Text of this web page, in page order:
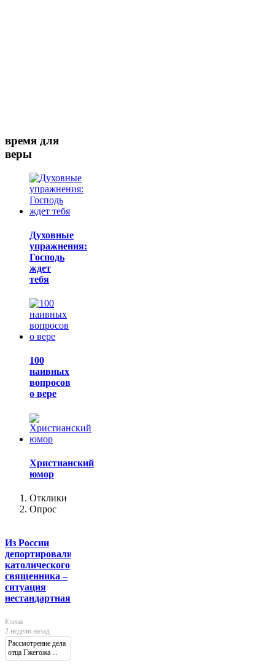
время для
веры
Духовные
упражнения:
Господь
ждет
тебя
100
наивных
вопросов
о вере
Христианский
юмор
Отклики
Опрос
Из России
депортировали
католического
священника –
ситуация
нестандартная
Елена
2 недели назад
Рассмотрение дела
отца Гжегожа ...